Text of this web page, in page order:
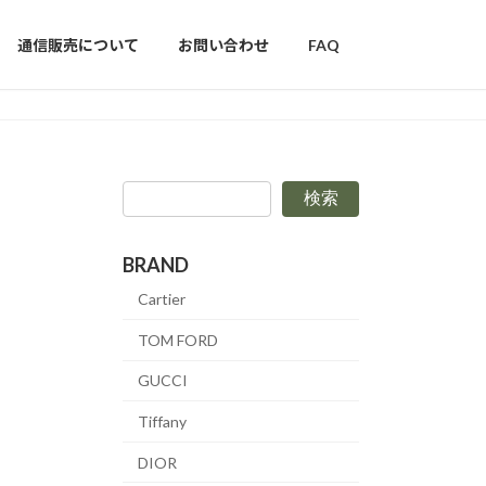
通信販売について お問い合わせ FAQ
検索
BRAND
Cartier
TOM FORD
GUCCI
Tiffany
DIOR